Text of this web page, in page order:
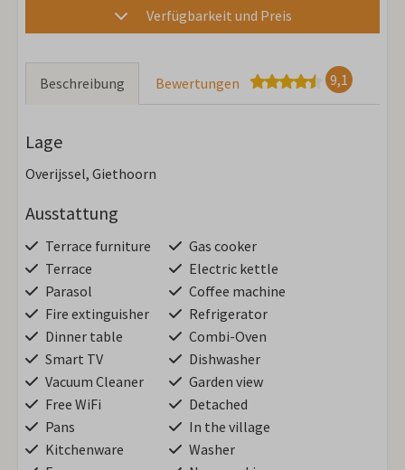
Verfügbarkeit und Preis
Beschreibung Bewertungen 9,1
Lage
Overijssel, Giethoorn
Ausstattung
Terrace furniture
Terrace
Parasol
Fire extinguisher
Dinner table
Smart TV
Vacuum Cleaner
Free WiFi
Pans
Kitchenware
Gas cooker
Electric kettle
Coffee machine
Refrigerator
Combi-Oven
Dishwasher
Garden view
Detached
In the village
Washer